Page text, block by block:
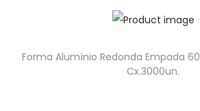
Forma Alumínio Redonda Empada
Cx.3000un.